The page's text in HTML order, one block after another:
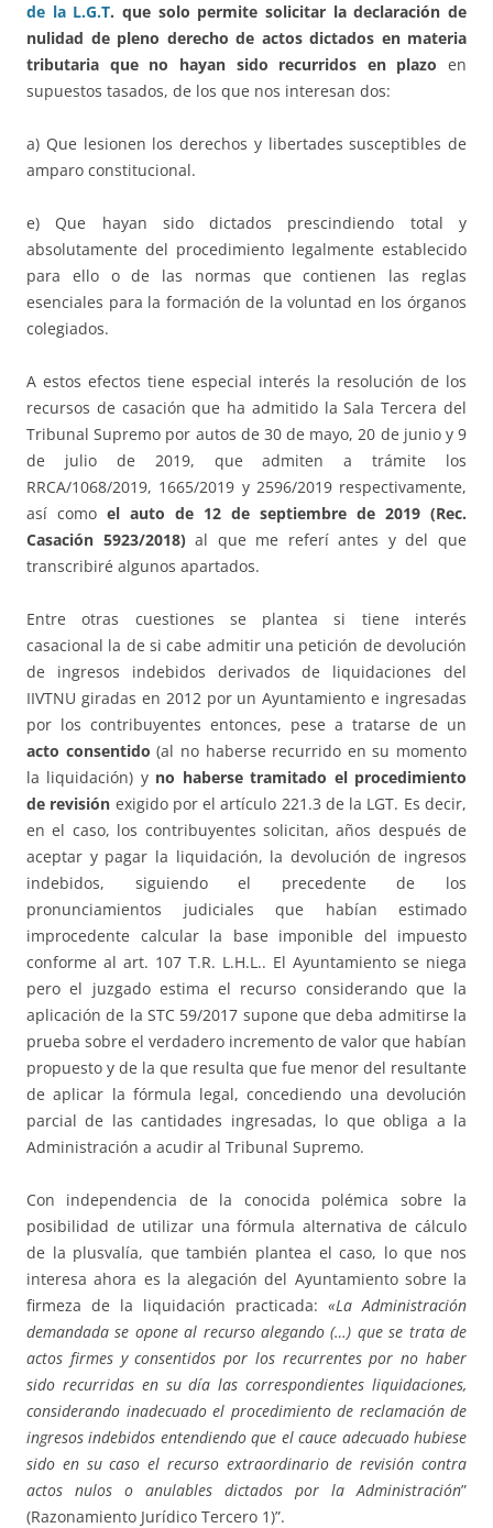
de la L.G.T. que solo permite solicitar la declaración de
nulidad de pleno derecho de actos dictados en materia
tributaria que no hayan sido recurridos en plazo en
supuestos tasados, de los que nos interesan dos:
a) Que lesionen los derechos y libertades susceptibles de
amparo constitucional.
e) Que hayan sido dictados prescindiendo total y
absolutamente del procedimiento legalmente establecido
para ello o de las normas que contienen las reglas
esenciales para la formación de la voluntad en los órganos
colegiados.
A estos efectos tiene especial interés la resolución de los
recursos de casación que ha admitido la Sala Tercera del
Tribunal Supremo por autos de 30 de mayo, 20 de junio y 9
de julio de 2019, que admiten a trámite los
RRCA/1068/2019, 1665/2019 y 2596/2019 respectivamente,
así como el auto de 12 de septiembre de 2019 (Rec.
Casación 5923/2018)al que me referí antes y del que
transcribiré algunos apartados.
Entre otras cuestiones se plantea si tiene interés
casacional la de si cabe admitir una petición de devolución
de ingresos indebidos derivados de liquidaciones del
IIVTNU giradas en 2012 por un Ayuntamiento e ingresadas
por los contribuyentes entonces, pese a tratarse de un
acto consentido (al no haberse recurrido en su momento
la liquidación) y no haberse tramitado el procedimiento
de revisión exigido por el artículo 221.3 de la LGT. Es decir,
en el caso, los contribuyentes solicitan, años después de
aceptar y pagar la liquidación, la devolución de ingresos
indebidos, siguiendo el precedente de los
pronunciamientos judiciales que habían estimado
improcedente calcular la base imponible del impuesto
conforme al art. 107 T.R. L.H.L.. El Ayuntamiento se niega
pero el juzgado estima el recurso considerando que la
aplicación de la STC 59/2017 supone que deba admitirse la
prueba sobre el verdadero incremento de valor que habían
propuesto y de la que resulta que fue menor del resultante
de aplicar la fórmula legal, concediendo una devolución
parcial de las cantidades ingresadas, lo que obliga a la
Administración a acudir al Tribunal Supremo.
Con independencia de la conocida polémica sobre la
posibilidad de utilizar una fórmula alternativa de cálculo
de la plusvalía, que también plantea el caso, lo que nos
interesa ahora es la alegación del Ayuntamiento sobre la
firmeza de la liquidación practicada: «La Administración
demandada se opone al recurso alegando (…) que se trata de
actos firmes y consentidos por los recurrentes por no haber
sido recurridas en su día las correspondientes liquidaciones,
considerando inadecuado el procedimiento de reclamación de
ingresos indebidos entendiendo que el cauce adecuado hubiese
sido en su caso el recurso extraordinario de revisión contra
actos nulos o anulables dictados por la Administración”
(Razonamiento Jurídico Tercero 1)”.